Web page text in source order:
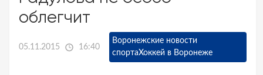
облегчит
05.11.2015 16:40
Воронежские новости
спортаХоккей в Воронеже